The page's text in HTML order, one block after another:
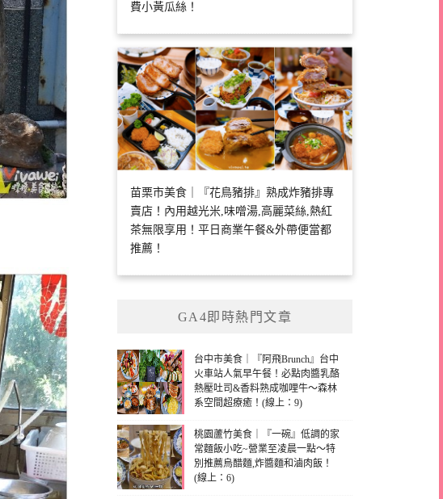
費小黃瓜絲！
苗栗市美食｜『花鳥豬排』熟成炸豬排專
賣店！內用越光米,味噌湯,高麗菜絲,熱紅
茶無限享用！平日商業午餐&外帶便當都
推薦！
GA4即時熱門文章
台中市美食｜『阿飛Brunch』台中
火車站人氣早午餐！必點肉醬乳酪
熱壓吐司&香料熟成咖哩牛～森林
系空間超療癒！(線上：9)
桃園蘆竹美食｜『一碗』低調的家
常麵飯小吃~營業至凌晨一點～特
別推薦烏醋麵,炸醬麵和滷肉飯！
(線上：6)